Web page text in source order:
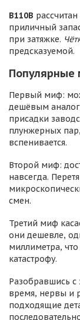
B110B
приличный
при затяжке.
предсказуемой.
Первый миф:
дешёвым
присадки
плунжерных
вспенивается.
Второй миф:
навсегда.
смен.
Третий миф
они дешевле,
миллиметра,
катастрофу.
Разобравшись
время, нервы и
подходящие